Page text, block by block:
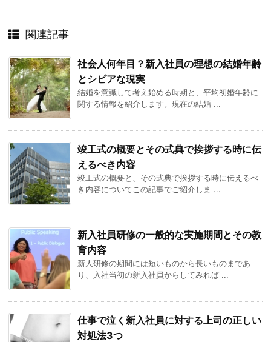
関連記事
社会人何年目？新入社員の理想の結婚年齢
とシビアな現実
結婚を意識して考え始める時期と、平均初婚年齢に
関する情報を紹介します。現在の結婚 ...
竣工式の概要とその式典で挨拶する時に伝
えるべき内容
竣工式の概要と、その式典で挨拶する時に伝えるべ
き内容についてこの記事でご紹介しま ...
新入社員研修の一般的な実施期間とその教
育内容
新人研修の期間には短いものから長いものまであ
り、入社当初の新入社員からしてみれば ...
仕事で泣く新入社員に対する上司の正しい
対処法3つ